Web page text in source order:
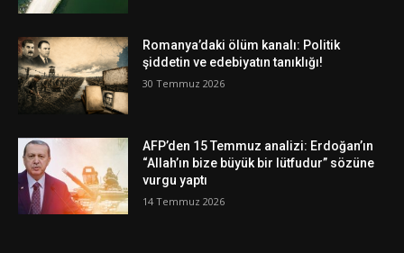
Romanya’daki ölüm kanalı: Politik
şiddetin ve edebiyatın tanıklığı!
30 Temmuz 2026
AFP’den 15 Temmuz analizi: Erdoğan’ın
“Allah’ın bize büyük bir lütfudur” sözüne
vurgu yaptı
14 Temmuz 2026